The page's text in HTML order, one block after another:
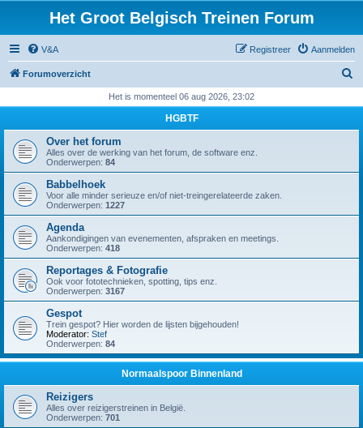
Het Groot Belgisch Treinen Forum
V&A Aanmelden
Registreer
Forumoverzicht
k
Het is momenteel 06 aug 2026, 23:02
HGBTF
Over het forum
Alles over de werking van het forum, de software enz.
Onderwerpen: 84
Babbelhoek
Voor alle minder serieuze en/of niet-treingerelateerde zaken.
Onderwerpen: 1227
Agenda
Aankondigingen van evenementen, afspraken en meetings.
Onderwerpen: 418
Reportages & Fotografie
Ook voor fototechnieken, spotting, tips enz.
Onderwerpen: 3167
Gespot
Trein gespot? Hier worden de lijsten bijgehouden!
Moderator: Stef
Onderwerpen: 84
Normaalspoor Binnenland
Reizigers
Alles over reizigerstreinen in België.
Onderwerpen: 701